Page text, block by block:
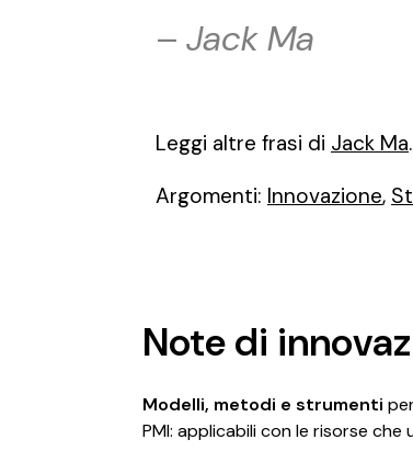
– Jack Ma
Leggi altre frasi di Jack Ma.
Argomenti: Innovazione,
Note di
Modelli, metodi e strumenti
PMI: applicabili con le risorse che